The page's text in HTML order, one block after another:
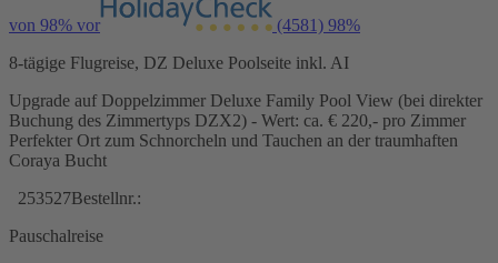
von 98% vor (4581) 98%
8-tägige Flugreise, DZ Deluxe Poolseite inkl. AI
Upgrade auf Doppelzimmer Deluxe Family Pool View (bei direkter
Buchung des Zimmertyps DZX2) - Wert: ca. € 220,- pro Zimmer
Perfekter Ort zum Schnorcheln und Tauchen an der traumhaften
Coraya Bucht
253527Bestellnr.:
Pauschalreise